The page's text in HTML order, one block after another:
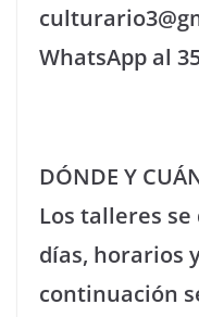
WhatsApp al
DÓNDE Y
Los talleres
días, horarios
continuación